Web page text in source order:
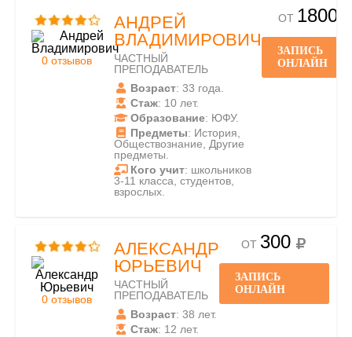
0 отзывов
АНДРЕЙ
ВЛАДИМИРОВИЧ
ЧАСТНЫЙ
ПРЕПОДАВАТЕЛЬ
Возраст: 33 года.
Стаж: 10 лет.
Образование: ЮФУ.
Предметы: История,
Обществознание, Другие
предметы.
Кого учит: школьников
3-11 класса, студентов,
взрослых.
ОТ 1800
ЗАПИСЬ
ОНЛАЙН
0 отзывов
АЛЕКСАНДР
ЮРЬЕВИЧ
ЧАСТНЫЙ
ПРЕПОДАВАТЕЛЬ
Возраст: 38 лет.
Стаж: 12 лет.
ОТ 300
ЗАПИСЬ
ОНЛАЙН